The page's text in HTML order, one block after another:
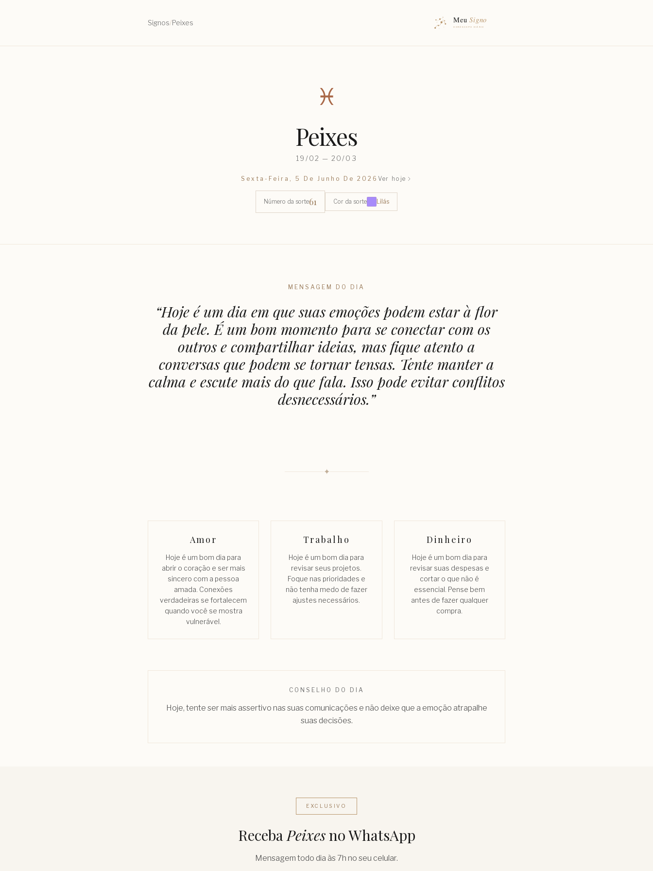
Signos/Peixes
♓︎
Peixes
19/02 — 20/03
Sexta-Feira, 5 De Junho De 2026 Ver hoje
Número da sorte61 Cor da sorte Lilás
MENSAGEM DO DIA
“Hoje é um dia em que suas emoções podem estar à flor
da pele. É um bom momento para se conectar com os
outros e compartilhar ideias, mas fique atento a
conversas que podem se tornar tensas. Tente manter a
calma e escute mais do que fala. Isso pode evitar conflitos
desnecessários.”
✦
Amor
Hoje é um bom dia para
abrir o coração e ser mais
sincero com a pessoa
amada. Conexões
verdadeiras se fortalecem
quando você se mostra
vulnerável.
Trabalho
Hoje é um bom dia para
revisar seus projetos.
Foque nas prioridades e
não tenha medo de fazer
ajustes necessários.
Dinheiro
Hoje é um bom dia para
revisar suas despesas e
cortar o que não é
essencial. Pense bem
antes de fazer qualquer
compra.
CONSELHO DO DIA
Hoje, tente ser mais assertivo nas suas comunicações e não deixe que a emoção atrapalhe
suas decisões.
EXCLUSIVO
Receba Peixesno WhatsApp
Mensagem todo dia às 7h no seu celular.